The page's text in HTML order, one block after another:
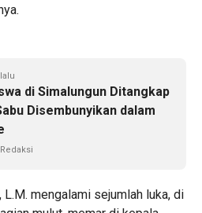
di Simalungun Ditangkap
Disembunyikan dalam
Redaksi
mengalami sejumlah luka, di